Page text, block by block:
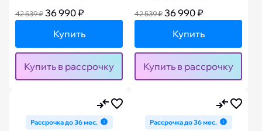
42 539 ₽ 36 990 ₽
Купить
Купить в рассрочку
42 539 ₽ 36 990 ₽
Купить
Купить в рассрочку
Рассрочка до 36 мес. Рассрочка до 36 мес.